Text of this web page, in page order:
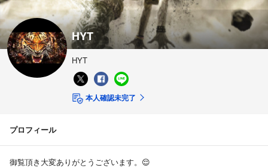
HYT
HYT
本人確認未完了
プロフィール
御覧頂き大変ありがとうございます。😌